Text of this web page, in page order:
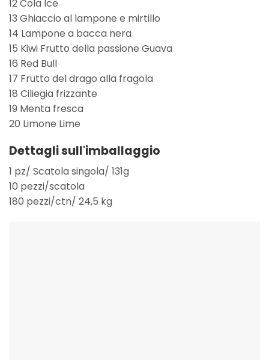
12 Cola Ice
13 Ghiaccio al lampone e mirtillo
14 Lampone a bacca nera
15 Kiwi Frutto della passione Guava
16 Red Bull
17 Frutto del drago alla fragola
18 Ciliegia frizzante
19 Menta fresca
20 Limone Lime
Dettagli sull'imballaggio
1 pz/ Scatola singola/ 131g
10 pezzi/scatola
180 pezzi/ctn/ 24,5 kg